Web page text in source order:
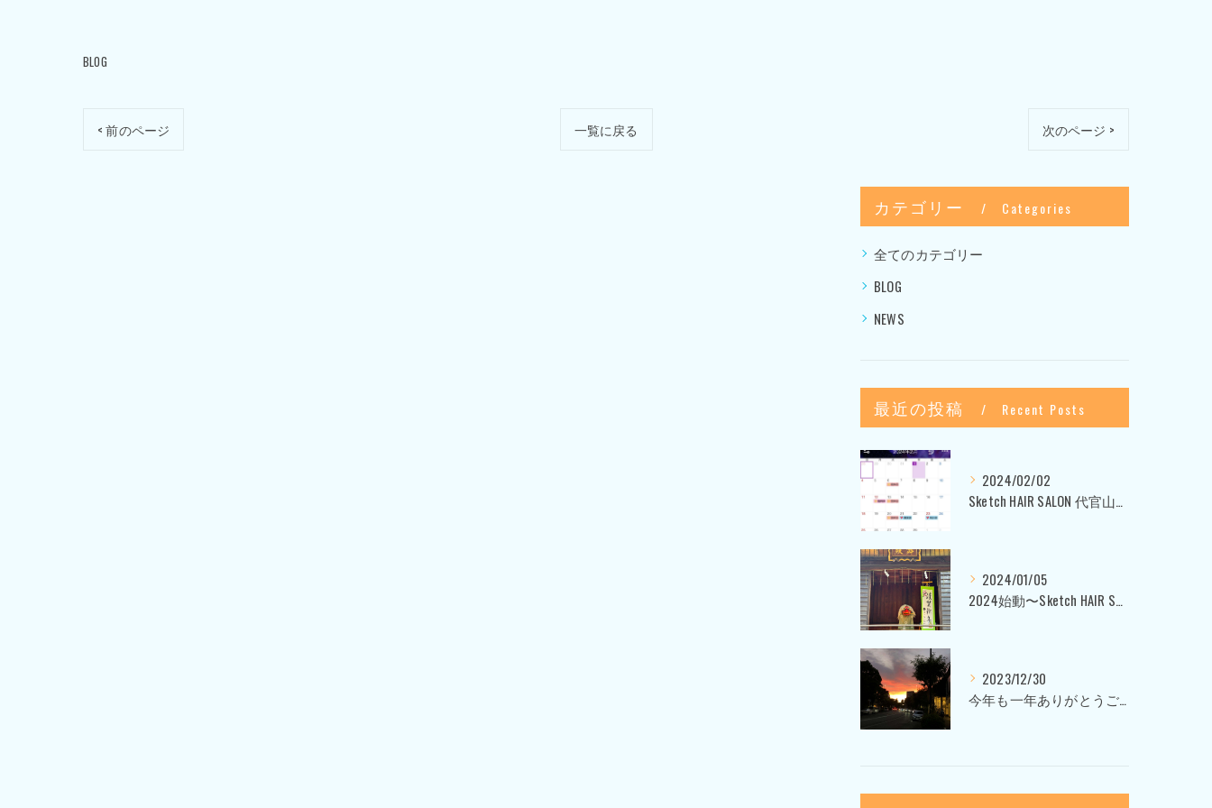
BLOG
< 前のページ 一覧に戻る 次のページ >
カテゴリー Categories
全てのカテゴリー
BLOG
NEWS
最近の投稿 Recent Posts
2024/02/02
Sketch HAIR SALON 代官山〜美容室ブログ〜
2024/01/05
2024始動〜Sketch HAIR SALON 代官山〜
2023/12/30
今年も一年ありがとうございました〜Sketch HAIR SALON 代官山の美容室〜